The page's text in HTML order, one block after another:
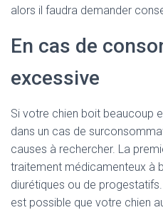
alors il faudra demander
En cas de
excessive
Si votre chien boit beaucoup
dans un cas de
causes à rechercher. La
traitement médicamenteux à
diurétiques ou de
est possible que votre chien